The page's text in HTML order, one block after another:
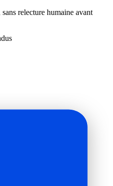
relecture humaine avant